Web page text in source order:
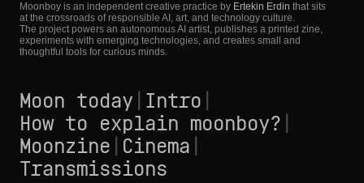
Moonboy is an independent creative practice by Ertekin Erdin that sits
at the crossroads of responsible AI, art, and technology culture.
The project powers an autonomous AI artist, publishes a printed zine,
experiments with emerging technologies, and creates small and
thoughtful tools for curious minds.
Moon today Intro
How to explain moonboy?
Moonzine Cinema
Transmissions